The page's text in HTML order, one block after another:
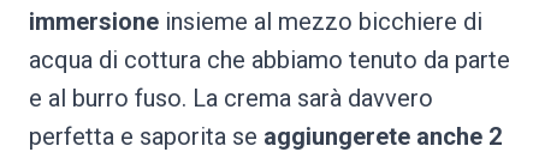
immersione insieme al mezzo bicchiere di
acqua di cottura che abbiamo tenuto da parte
e al burro fuso. La crema sarà davvero
perfetta e saporita se aggiungerete anche 2